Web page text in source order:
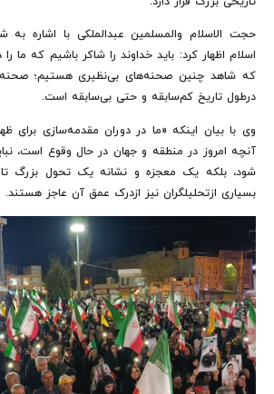
حجت الاسلام والمسلمین عبدالملکی با اشاره به
اسلام اظهار کرد: باید خداوند را شاکر باشیم که ما
که شاهد چنین صحنه‌های بی‌نظیری هستیم؛
درطول تاریخ کم‌سابقه و حتی بی‌سابقه است.
وی با بیان اینکه «ما در دوران مقدمه‌سازی برای
آنچه امروز در منطقه و جهان در حال وقوع است،
شود، بلکه یک معجزه و نشانه یک تحول بزرگ
بسیاری ازتحلیلگران نیز ازدرک عمق آن عاجز هستند.